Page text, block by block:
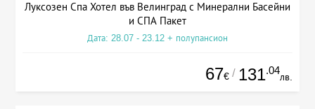
Луксозен Спа Хотел във Велинград с Минерални Басейни
и СПА Пакет
Дата: 28.07 - 23.12 + полупансион
67€ / 131.04
лв.